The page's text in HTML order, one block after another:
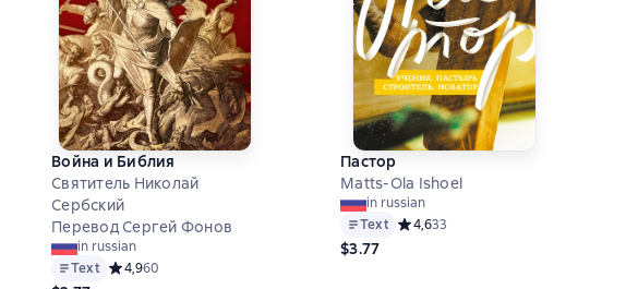
10 оценок
Война и Библия
Святитель Николай
Сербский
Перевод Сергей Фонов
in russian
Text Средний рейтинг 4,9 на основе 60 оценок
4,960
Пастор
Matts-Ola Ishoel
in russian
Text Средний рейтинг 4,6 на основе 33
4,633
$3.77